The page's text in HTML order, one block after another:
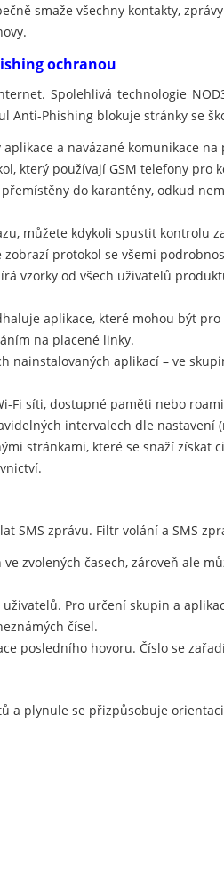
smaže všechny kontakty,
ochranou
Spolehlivá technologie
Anti-Phishing blokuje stránky se
a navázané komunikace
který používají GSM telefony pro
do karantény, odkud
můžete kdykoli spustit kontrolu
protokol se všemi
vzorky od všech uživatelů
aplikace, které mohou být
na placené linky.
nainstalovaných aplikací – ve
Fi síti, dostupné paměti nebo
intervalech dle nastavení
stránkami, které se snaží získat
SMS zprávu. Filtr volání a SMS
zvolených časech, zároveň ale
Pro určení skupin a
čísel.
posledního hovoru. Číslo se
a plynule se přizpůsobuje